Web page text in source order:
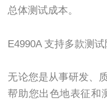
总体测试成本。
E4990A支持多款测试
无论您是从事研发、
帮助您出色地表征和